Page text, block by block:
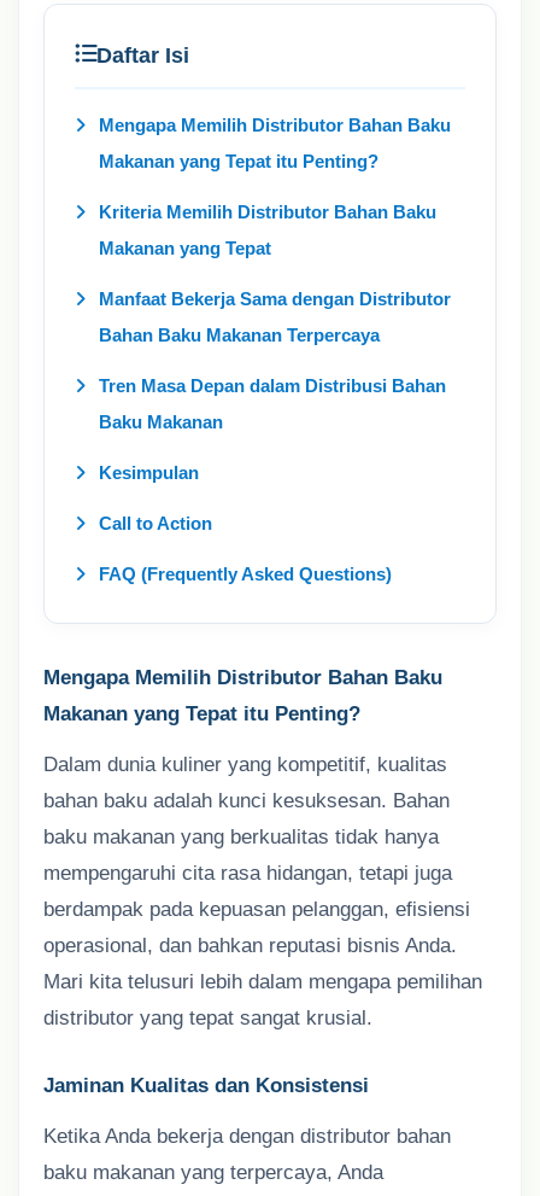
Daftar Isi
Mengapa Memilih Distributor Bahan Baku
Makanan yang Tepat itu Penting?
Kriteria Memilih Distributor Bahan Baku
Makanan yang Tepat
Manfaat Bekerja Sama dengan Distributor
Bahan Baku Makanan Terpercaya
Tren Masa Depan dalam Distribusi Bahan
Baku Makanan
Kesimpulan
Call to Action
FAQ (Frequently Asked Questions)
Mengapa Memilih Distributor Bahan Baku
Makanan yang Tepat itu Penting?
Dalam dunia kuliner yang kompetitif, kualitas
bahan baku adalah kunci kesuksesan. Bahan
baku makanan yang berkualitas tidak hanya
mempengaruhi cita rasa hidangan, tetapi juga
berdampak pada kepuasan pelanggan, efisiensi
operasional, dan bahkan reputasi bisnis Anda.
Mari kita telusuri lebih dalam mengapa pemilihan
distributor yang tepat sangat krusial.
Jaminan Kualitas dan Konsistensi
Ketika Anda bekerja dengan distributor bahan
baku makanan yang terpercaya, Anda